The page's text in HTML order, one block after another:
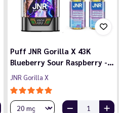
Puff JNR Gorilla X 43K
Blueberry Sour Raspberry -…
JNR Gorilla X